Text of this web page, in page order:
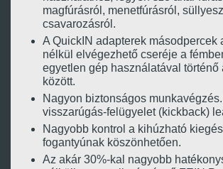
magfúrásról, menetfúrásról,
csavarozásról.
A QuickIN adapterek másodpercek
nélkül elvégezhető cseréje a
egyetlen gép használatával történő
között.
Nagyon biztonságos munkavégzés.
visszarúgás-felügyelet (kickback)
Nagyobb kontrol a kihúzható
fogantyúnak köszönhetően.
Az akár 30%-kal nagyobb